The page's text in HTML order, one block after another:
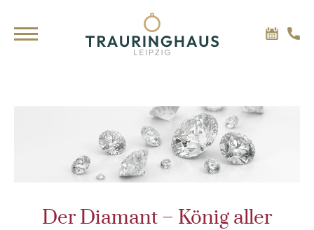
Der Diamant – König aller